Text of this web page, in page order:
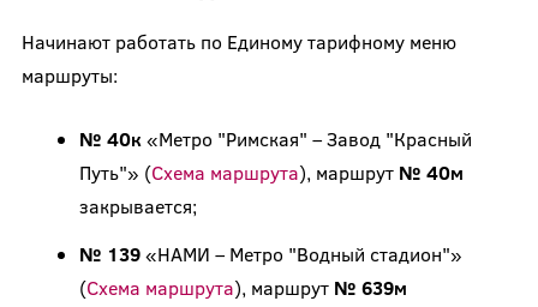
Начинают работать по Единому тарифному меню
маршруты:
№ 40к «Метро "Римская" – Завод "Красный
Путь"» (Схема маршрута), маршрут № 40м
закрывается;
№ 139«НАМИ – Метро "Водный стадион"»
(Схема маршрута), маршрут № 639м